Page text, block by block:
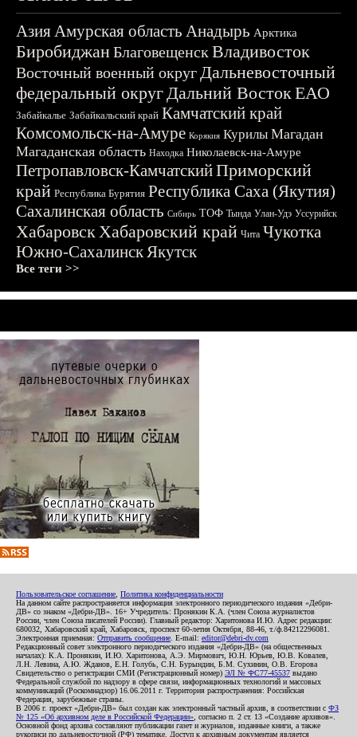
АзияАмурская область Анадырь Арктика
БиробиджанБлаговещенскВладивосток
Восточный военный округДальневосточный
федеральный округДальний ВостокЕАО
Забайкалье Забайкальский край Камчатский край
Комсомольск-на-Амуре Корякия Курилы Магадан
Магаданская область Находка Николаевск-на-Амуре
Петропавловск-КамчатскийПриморский
край Республика Бурятия Республика Саха (Якутия)
Сахалинская область Сибирь ТОФ Тында Улан-Удэ Уссурийск
ХабаровскХабаровский край Чита Чукотка
Южно-СахалинскЯкутск
Все теги >>
Пользовательское соглашение Политика конфиденциальности
На данном сайте распространяется информация электронного периодического издания «Дебри-
ДВ» со знаком «Дебри-ДВ». 16+ Учредитель: Пронякин К.А. (член Союза журналистов
России, член Союза писателей России). Главный редактор: Харитонова И.Ю. Адрес редакции:
680032, Хабаровский край, Хабаровск, проспект 60-летия Октября, 88-46, т./ф.84212296081.
Электронная приемная: Отправить сообщение . E-mail: editor@debri-dv.com
Редакционный совет электронного периодического издания «Дебри-ДВ» (на общественных
началах): К.А. Пронякин, И.Ю. Харитонова, А.Э. Мирмович, Ю.Н. Юрьев, Ю.В. Ковалев,
Л.Н. Левина, А.Ю. Жданов, Е.Н. Голубь, С.Н. Бурындин, Б.М. Сухинин, О.В. Егорова
Свидетельство о регистрации СМИ (Регистрационный номер) ЭЛ № ФС77-45537 выдано
Федеральной службой по надзору в сфере связи, информационных технологий и массовых
коммуникаций (Роскомнадзор) 16.06.2011 г. Территория распространения: Российская
Федерация, зарубежные страны.
В 2006 г. проект «Дебри-ДВ» был создан как электронный частный архив, в соответствии с ФЗ
№ 125 «Об архивном деле в Российской Федерации» , согласно п. 2 ст. 13 «Создание архивов».
Основной фонд архива составляют публикации газет и журналов, изданные книги, а также
рукописи по дальневосточной (РФ) тематике. Доступ к архивным документам является